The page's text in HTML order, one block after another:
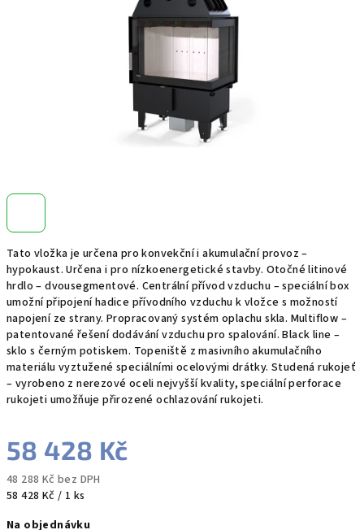
Tato vložka je určena pro konvekční i akumulační provoz –
hypokaust. Určena i pro nízkoenergetické stavby. Otočné litinové
hrdlo – dvousegmentové. Centrální přívod vzduchu – speciální box
umožní připojení hadice přívodního vzduchu k vložce s možností
napojení ze strany. Propracovaný systém oplachu skla. Multiflow –
patentované řešení dodávání vzduchu pro spalování. Black line –
sklo s černým potiskem. Topeniště z masivního akumulačního
materiálu vyztužené speciálními ocelovými drátky. Studená rukojeť
– vyrobeno z nerezové oceli nejvyšší kvality, speciální perforace
rukojeti umožňuje přirozené ochlazování rukojeti.
58 428 Kč
48 288 Kč bez DPH
Měrná
58 428 Kč / 1 ks
Na objednávku
hvězdiček.